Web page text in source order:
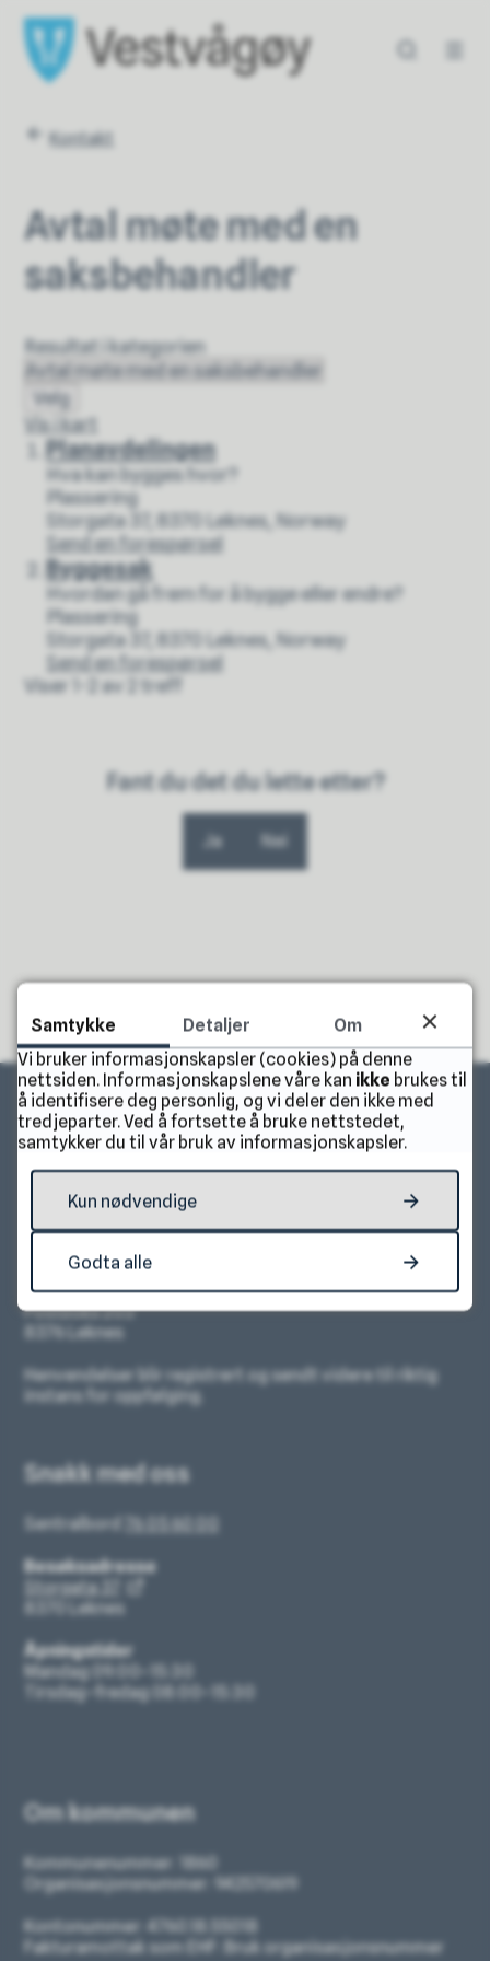
Vestvågøy kommune
Du er her:
Kontakt
Avtal møte med en
saksbehandler
Resultat i kategorien
Velg
Vis i kart
Planavdelingen
Hva kan bygges hvor?
Plassering
Storgata 37, 8370 Leknes, Norway
Send en forespørsel
Byggesak
Hvordan gå frem for å bygge eller endre?
Plassering
Storgata 37, 8370 Leknes, Norway
Send en forespørsel
Viser
av treff
Fant du det du lette etter?
Ja Nei
Skriv til oss
Send e-post
postmottak@vestvagoy.kommune.no
Brevpost
Vestvågøy kommune
Postboks 203
8376 Leknes
Henvendelser blir registrert og sendt videre til riktig
instans for oppfølging.
Snakk med oss
Sentralbord 76 05 60 00
Besøksadresse
Storgata 37
8370 Leknes
Åpningstider
Mandag 09:00–15:30
Tirsdag–fredag 08:00–15:30
Om kommunen
Kommunenummer: 1860
Organisasjonsnummer: 942570619
Kontonummer: 4760.18.55018
Fakturamottak som EHF: Bruk organisasjonsnummer
Samtykke Detaljer
Om
Vi bruker informasjonskapsler (cookies) på denne
nettsiden. Informasjonskapslene våre kan ikke brukes til
å identifisere deg personlig, og vi deler den ikke med
tredjeparter. Ved å fortsette å bruke nettstedet,
samtykker du til vår bruk av informasjonskapsler.
Kun nødvendige
Godta alle